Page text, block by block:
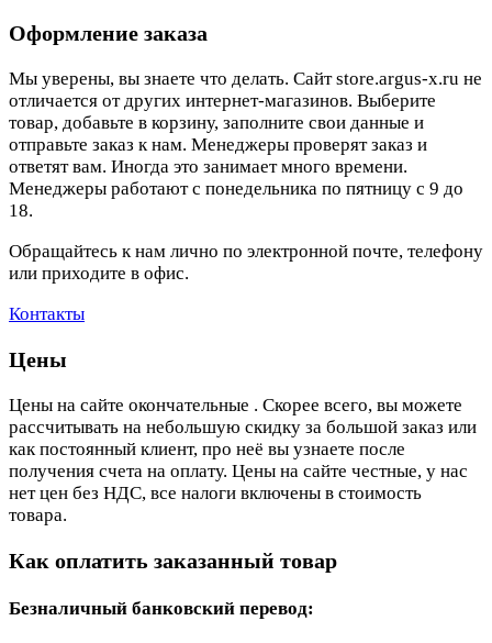
Оформление заказа
Мы уверены, вы знаете что делать. Сайт store.argus-x.ru не
отличается от других интернет-магазинов. Выберите
товар, добавьте в корзину, заполните свои данные и
отправьте заказ к нам. Менеджеры проверят заказ и
ответят вам. Иногда это занимает много времени.
Менеджеры работают с понедельника по пятницу с 9 до
18.
Обращайтесь к нам лично по электронной почте, телефону
или приходите в офис.
Контакты
Цены
Цены на сайте окончательные . Скорее всего, вы можете
рассчитывать на небольшую скидку за большой заказ или
как постоянный клиент, про неё вы узнаете после
получения счета на оплату. Цены на сайте честные, у нас
нет цен без НДС, все налоги включены в стоимость
товара.
Как оплатить заказанный товар
Безналичный банковский перевод: